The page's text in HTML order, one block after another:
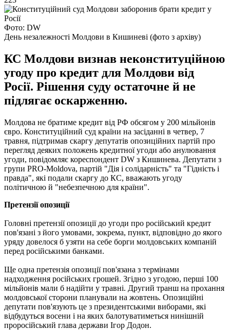
Фото: DW
День незалежності Молдови в Кишиневі (фото з архіву)
КС Молдови визнав неконституційною
угоду про кредит для Молдови від
Росії. Рішення суду остаточне й не
підлягає оскарженню.
Молдова не братиме кредит від РФ обсягом у 200 мільйонів
євро. Конституційний суд країни на засіданні в четвер, 7
травня, підтримав скаргу депутатів опозиційних партій про
перегляд деяких положень кредитної угоди або анулювання
угоди, повідомляє кореспондент DW з Кишинева. Депутати з
групи PRO-Moldova, партій "Дія і солідарність" та "Гідність і
правда", які подали скаргу до КС, вважають угоду
політичною й "небезпечною для країни".
Претензії опозиції
Головні претензії опозиції до угоди про російський кредит
пов'язані з його умовами, зокрема, пункт, відповідно до якого
уряду довелося б узяти на себе борги молдовських компаній
перед російськими банками.
Ще одна претензія опозиції пов'язана з термінами
надходження російських грошей. Згідно з угодою, перші 100
мільйонів мали б надійти у травні. Другий транш на прохання
молдовської сторони планували на жовтень. Опозиційні
депутати пов'язують це з президентськими виборами, які
відбудуться восени і на яких балотуватиметься нинішній
проросійський глава держави Ігор Додон.